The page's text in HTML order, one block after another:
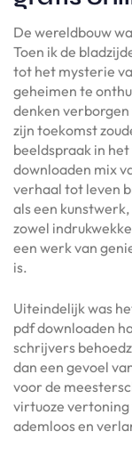
De wereldbouw
Toen ik de
tot het mysterie
geheimen te
denken verborgen
zijn toekomst
beeldspraak in
downloaden mix
verhaal tot leven
als een
zowel
een werk van
is.
Uiteindelijk was
pdf downloaden
schrijvers
dan een gevoel
voor de
virtuoze vertoning
ademloos en